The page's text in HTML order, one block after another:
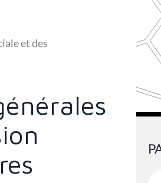
et des